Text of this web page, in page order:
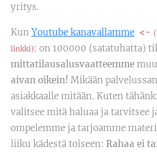
yritys.
KunYoutube kanavallamme <-
linkki): on 100000 (satatuhatta)
mittatilausalusvaatteemme
aivan oikein! Mikään
asiakkaalle mitään. Kuten
valitsee mitä haluaa ja tarvitsee
ompelemme ja tarjoamme
liiku kädestä toiseen: Rahaa ei